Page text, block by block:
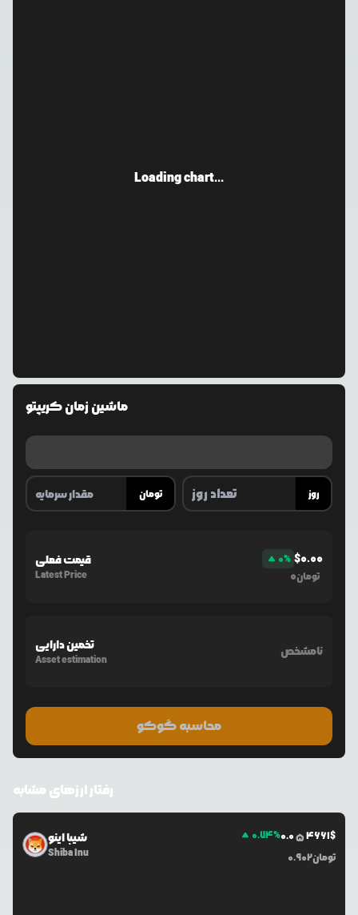
Loading chart...
ماشین زمان کریپتو
تومان روز
قیمت فعلی
Latest Price
0% $0.00
0تومان
تخمین دارایی
Asset estimation
نامشخص
محاسبه گوکو
رفتار ارزهای مشابه
شیبا اینو
Shiba Inu
0.74%0.054661$
0.902تومان